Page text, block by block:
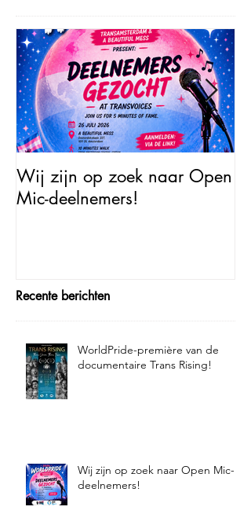
Wij zijn op zoek naar Open
Mic-deelnemers!
Recente berichten
WorldPride-première van de
documentaire Trans Rising!
Wij zijn op zoek naar Open Mic-
deelnemers!